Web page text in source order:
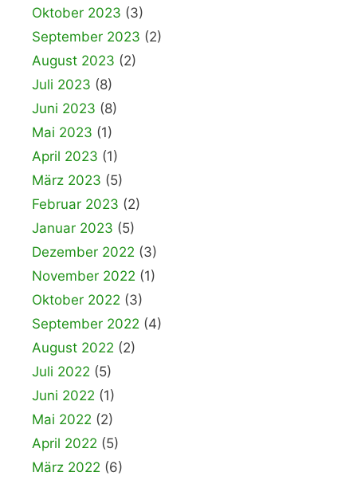
Oktober 2023 (3)
September 2023 (2)
August 2023 (2)
Juli 2023 (8)
Juni 2023 (8)
Mai 2023 (1)
April 2023 (1)
März 2023 (5)
Februar 2023 (2)
Januar 2023 (5)
Dezember 2022 (3)
November 2022 (1)
Oktober 2022 (3)
September 2022 (4)
August 2022 (2)
Juli 2022 (5)
Juni 2022 (1)
Mai 2022 (2)
April 2022 (5)
März 2022 (6)